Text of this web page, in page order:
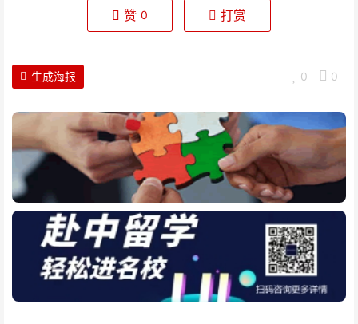
赞 0 打赏
0 0
生成海报